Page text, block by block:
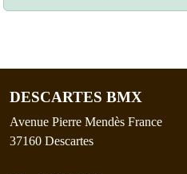
DESCARTES BMX
Avenue Pierre Mendès France
37160 Descartes